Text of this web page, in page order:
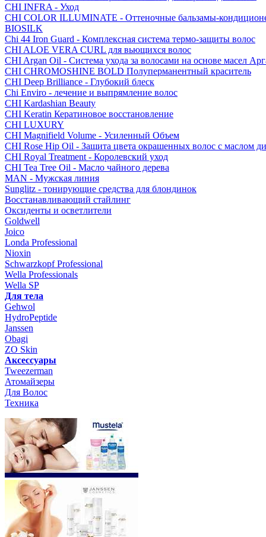
CHI INFRA - Уход
CHI COLOR ILLUMINATE - Оттеночные бальзамы-
BIOSILK
Chi 44 Iron Guard - Комплексная система термо-защиты волос
CHI ALOE VERA CURL для вьющихся волос
CHI Argan Oil - Cистема ухода за волосами на основе масел
CHI CHROMOSHINE BOLD Полуперманентный краситель
CHI Deep Brilliance - Глубокий блеск
Chi Enviro - лечение и выпрямление волос
CHI Kardashian Beauty
CHI Keratin Кератиновое восстановление
CHI LUXURY
CHI Magnifield Volume - Усиленный Объем
CHI Rose Hip Oil - Защита цвета окрашенных волос с маслом
CHI Royal Treatment - Королевский уход
CHI Tea Tree Oil - Масло чайного дерева
MAN - Мужская линия
Sunglitz - тонирующие средства для блондинок
Восстанавливающий стайлинг
Оксиденты и осветлители
Goldwell
Joico
Londa Professional
Nioxin
Schwarzkopf Professional
Wella Professionals
Wella SP
Для тела
Gehwol
HydroPeptide
Janssen
Obagi
ZO Skin
Aксессуары
Tweezerman
Атомайзеры
Для Волос
Техника